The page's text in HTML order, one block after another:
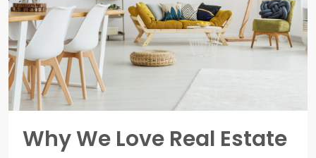
Why We Love Real Estate